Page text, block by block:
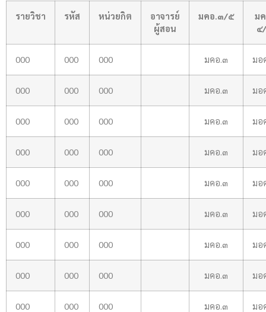
รายวิชา รหัส หน่วยกิต
อาจารย์
ผู้สอน
มคอ.๓/๕
ม
๔
000 000 000 มคอ.๓ มอ
000 000 000 มคอ.๓ มอ
000 000 000 มคอ.๓ มอ
000 000 000 มคอ.๓ มอ
000 000 000 มคอ.๓ มอ
000 000 000 มคอ.๓ มอ
000 000 000 มคอ.๓ มอ
000 000 000 มคอ.๓ มอ
000 000 000 มคอ.๓ มอ